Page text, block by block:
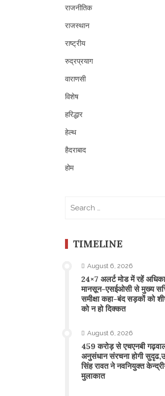
राजनीतिक
राजस्थान
राष्ट्रीय
रुद्रप्रयाग
वाराणसी
विशेष
हरिद्धार
हेल्थ
हैदराबाद
होम
TIMELINE
August 6, 2026
24×7 अलर्ट मोड में रहें
मानसून-एसईओसी से मुख्य
समीक्षा कहा-बंद सड़कों को
को न हो दिक्कत
August 6, 2026
459 करोड़ से एचएनबी गढ़वाल
अनुसंधान संरचना होगी
सिंह रावत ने नवनियुक्त
मुलाकात